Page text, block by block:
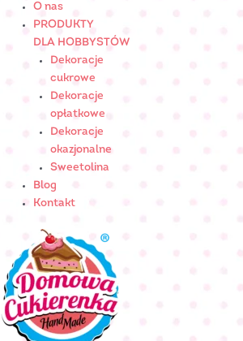
O nas
PRODUKTY
DLA HOBBYSTÓW
Dekoracje
cukrowe
Dekoracje
opłatkowe
Dekoracje
okazjonalne
Sweetolina
Blog
Kontakt